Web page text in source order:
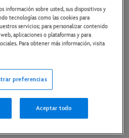
Copiar Artículo
solo en cines
de la première
disponible
información sobre usted, sus dispositivos y
tecnologías como las cookies para
servicios; para personalizar contenido
aplicaciones o plataformas y para
Para obtener más información, visita
preferencias
Aceptar todo